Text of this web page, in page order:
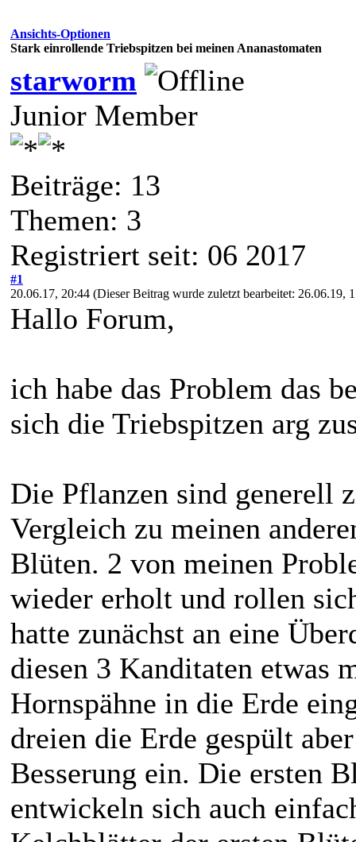
Ansichts-Optionen
Stark einrollende Triebspitzen bei meinen Ananastomaten
starworm
Junior Member
Beiträge: 13
Themen: 3
Registriert seit: 06 2017
#1
20.06.17, 20:44 (Dieser Beitrag wurde zuletzt bearbeitet: 26.06.19,
Hallo Forum,
ich habe das Problem das
sich die Triebspitzen arg
Die Pflanzen sind generell
Vergleich zu meinen
Blüten. 2 von meinen
wieder erholt und rollen
hatte zunächst an eine
diesen 3 Kanditaten etwas
Hornspähne in die Erde
dreien die Erde gespült
Besserung ein. Die ersten
entwickeln sich auch